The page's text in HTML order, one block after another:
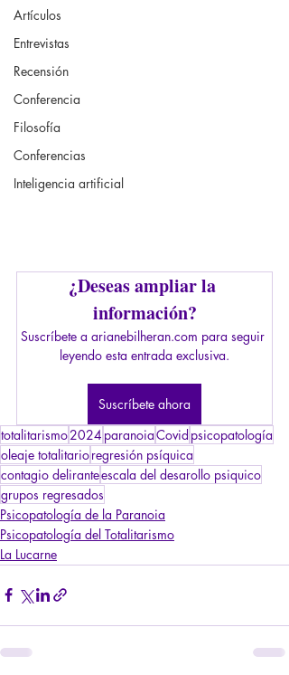
Artículos
Entrevistas
Recensión
Conferencia
Filosofía
Conferencias
Inteligencia artificial
¿Deseas ampliar la
información?
Suscríbete a arianebilheran.com para seguir
leyendo esta entrada exclusiva.
Suscríbete ahora
totalitarismo2024 paranoiaCovid psicopatología
oleaje totalitarioregresión psíquica
contagio deliranteescala del desarollo psiquico
grupos regresados
Psicopatología de la Paranoia
Psicopatología del Totalitarismo
La Lucarne